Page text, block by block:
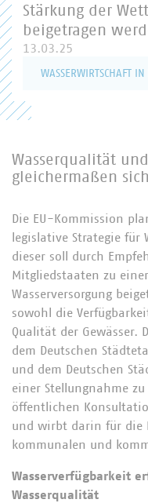
Stärkung der
beigetragen
13.03.25
WASSERWIRTSCHAFT IN
Wasserqualität
gleichermaßen
Die EU-Kommission
legislative Strategie für
dieser soll durch
Mitgliedstaaten zu
Wasserversorgung
sowohl die
Qualität der Gewässer.
dem Deutschen
und dem Deutschen
einer Stellungnahme
öffentlichen
und wirbt darin für die
kommunalen und
Wasserverfügbarkeit
Wasserqualität